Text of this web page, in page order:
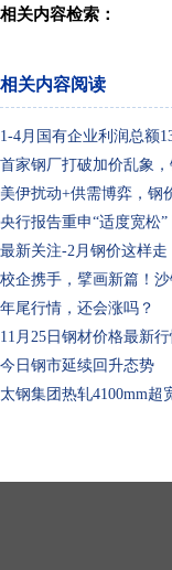
相关内容检索：
相关内容阅读
1-4月国有企业利润总额
首家钢厂打破加价乱象
美伊扰动+供需博弈，钢
央行报告重申“适度宽松
最新关注-2月钢价这样走
校企携手，擘画新篇！
年尾行情，还会涨吗？
11月25日钢材价格最新
今日钢市延续回升态势
太钢集团热轧4100mm